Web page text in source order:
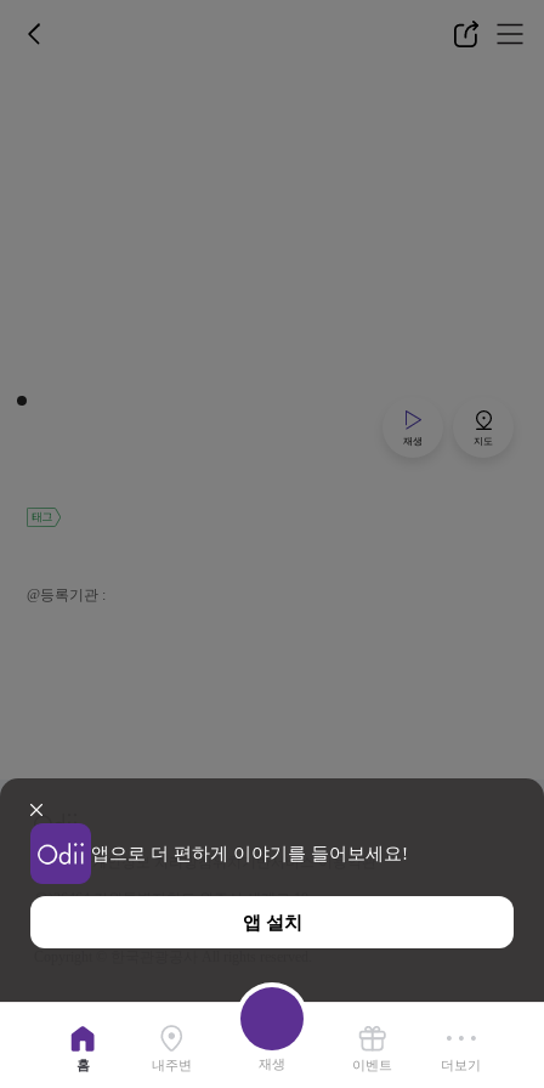
앱으로 더 편하게 이야기를 들어보세요!
앱 설치
재생 지도
태그
@등록기관 :
이용약관 개인정보 처리방침위치기반서비스 이용약관
우)26464 강원특별자치도 원주시 세계로 10
사업자등록번호 202-81-50707 TEL : 033-738-3000
홈 내주변 재생 이벤트 더보기